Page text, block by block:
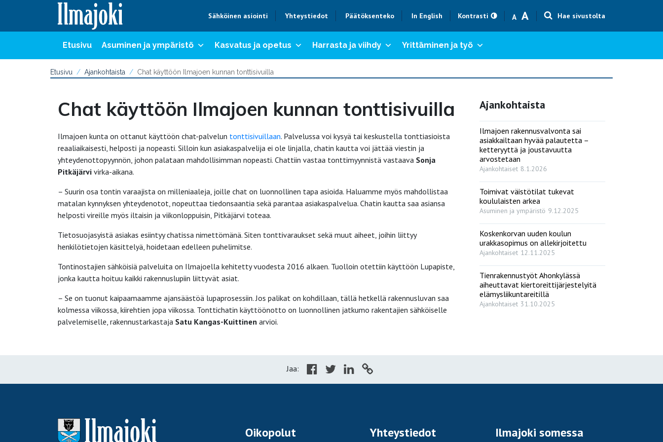
Sähköinen asiointi Yhteystiedot Päätöksenteko In English Kontrasti A
Text size smaller
AText size bigger
Hae sivustolta
Etusivu Asuminen ja ympäristö Kasvatus ja opetus Harrasta ja viihdy Yrittäminen ja työ
Etusivu Ajankohtaista Chat käyttöön Ilmajoen kunnan tonttisivuilla
Chat käyttöön Ilmajoen kunnan tonttisivuilla
Ilmajoen kunta on ottanut käyttöön chat-palvelun tonttisivuillaan. Palvelussa voi kysyä tai keskustella tonttiasioista
reaaliaikaisesti, helposti ja nopeasti. Silloin kun asiakaspalvelija ei ole linjalla, chatin kautta voi jättää viestin ja
yhteydenottopyynnön, johon palataan mahdollisimman nopeasti. Chattiin vastaa tonttimyynnistä vastaava Sonja
Pitkäjärvi virka-aikana.
– Suurin osa tontin varaajista on milleniaaleja, joille chat on luonnollinen tapa asioida. Haluamme myös mahdollistaa
matalan kynnyksen yhteydenotot, nopeuttaa tiedonsaantia sekä parantaa asiakaspalvelua. Chatin kautta saa asiansa
helposti vireille myös iltaisin ja viikonloppuisin, Pitkäjärvi toteaa.
Tietosuojasyistä asiakas esiintyy chatissa nimettömänä. Siten tonttivaraukset sekä muut aiheet, joihin liittyy
henkilötietojen käsittelyä, hoidetaan edelleen puhelimitse.
Tontinostajien sähköisiä palveluita on Ilmajoella kehitetty vuodesta 2016 alkaen. Tuolloin otettiin käyttöön Lupapiste,
jonka kautta hoituu kaikki rakennuslupiin liittyvät asiat.
– Se on tuonut kaipaamaamme ajansäästöä lupaprosessiin. Jos palikat on kohdillaan, tällä hetkellä rakennusluvan saa
kolmessa viikossa, kiirehtien jopa viikossa. Tonttichatin käyttöönotto on luonnollinen jatkumo rakentajien sähköiselle
palvelemiselle, rakennustarkastaja Satu Kangas-Kuittinen arvioi.
Ajankohtaista
Ilmajoen rakennusvalvonta sai
asiakkailtaan hyvää palautetta –
ketteryyttä ja joustavuutta
arvostetaan
Ajankohtaiset 8.1.2026
Toimivat väistötilat tukevat
koululaisten arkea
Asuminen ja ympäristö 9.12.2025
Koskenkorvan uuden koulun
urakkasopimus on allekirjoitettu
Ajankohtaiset 12.11.2025
Tienrakennustyöt Ahonkylässä
aiheuttavat kiertoreittijärjestelyitä
elämysliikuntareitillä
Ajankohtaiset 31.10.2025
Jaa:
Oikopolut Yhteystiedot Ilmajoki somessa